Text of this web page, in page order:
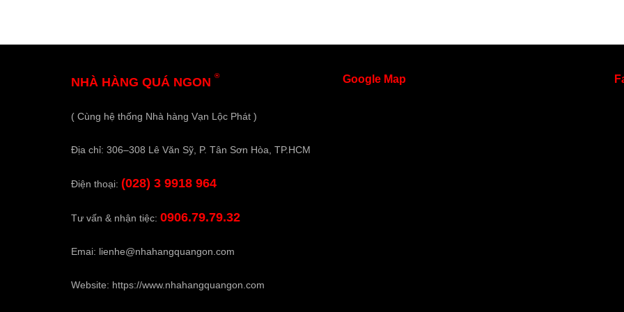
NHÀ HÀNG QUÁ NGON ®
( Cùng hệ thống Nhà hàng Vạn Lộc Phát )
Địa chỉ: 306–308 Lê Văn Sỹ, P. Tân Sơn Hòa, TP.HCM
Điện thoại: (028) 3 9918 964
Tư vấn & nhận tiệc: 0906.79.79.32
Emai: lienhe@nhahangquangon.com
Website: https://www.nhahangquangon.com
Google Map